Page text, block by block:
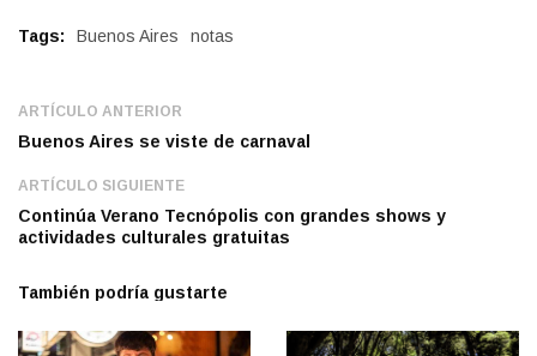
Tags: Buenos Aires notas
ARTÍCULO ANTERIOR
Buenos Aires se viste de carnaval
ARTÍCULO SIGUIENTE
Continúa Verano Tecnópolis con grandes shows y
actividades culturales gratuitas
También podría gustarte